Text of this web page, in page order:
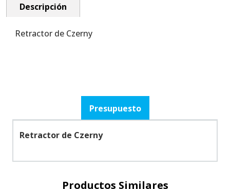
Descripción
Retractor de Czerny
Presupuesto
Retractor de Czerny
Productos Similares